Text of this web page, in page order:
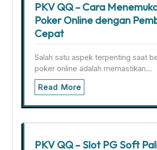
PKV QQ – Cara
Poker Online dengan
Cepat
Salah satu aspek terpenting saat
poker online adalah memastikan…
Read More
PKV QQ – Slot PG Soft